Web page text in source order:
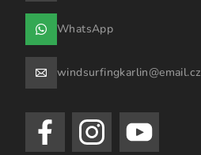
WhatsApp
windsurfingkarlin@email.cz